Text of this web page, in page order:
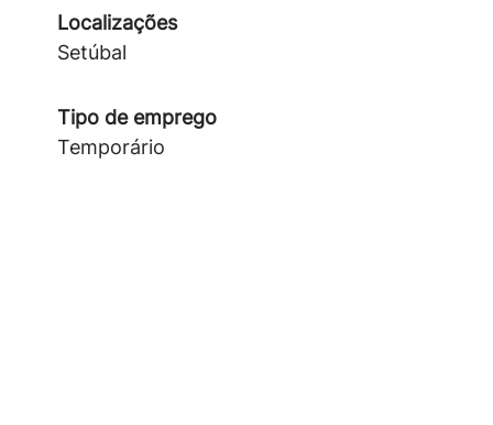
Localizações
Setúbal
Tipo de emprego
Temporário